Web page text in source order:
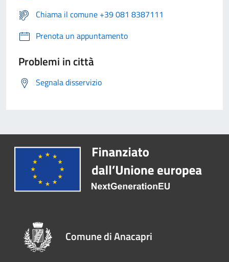
Chiama il comune +39 081 8387111
Prenota un appuntamento
Problemi in città
Segnala disservizio
Comune di Anacapri